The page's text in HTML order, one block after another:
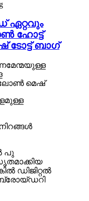
ഏറ്റവും
ഹോട്ട്
ടോട്ട് ബാഗ്
മെഷ്
പു
ഡിജിറ്റൽ